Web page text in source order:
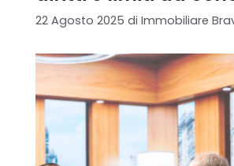
22 Agosto 2025 di Immobiliare